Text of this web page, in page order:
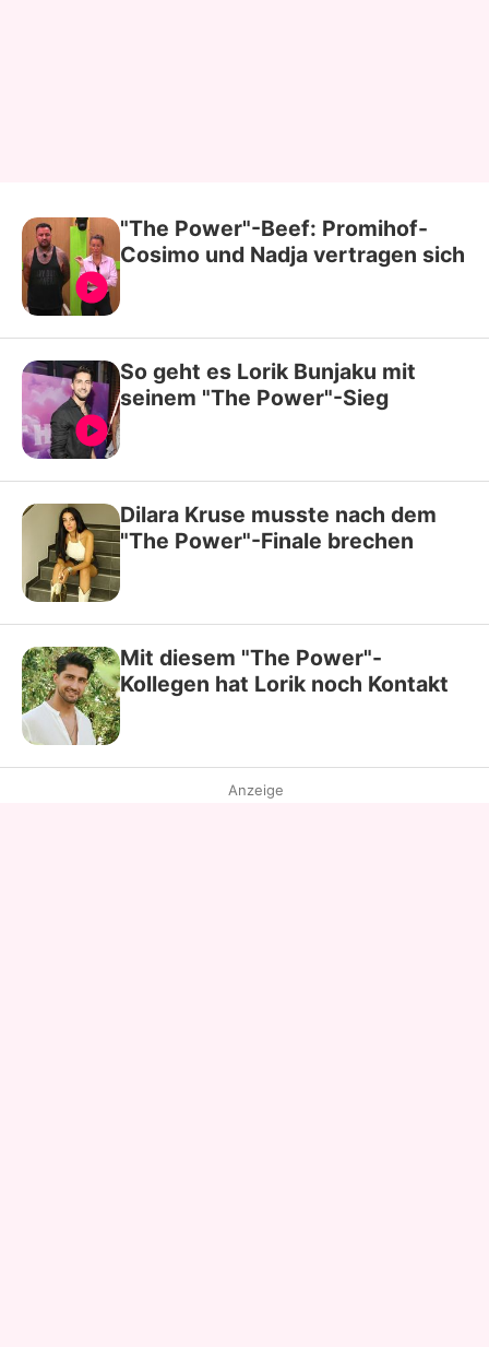
"The Power"-Beef: Promihof-
Cosimo und Nadja vertragen sich
So geht es Lorik Bunjaku mit
seinem "The Power"-Sieg
Dilara Kruse musste nach dem
"The Power"-Finale brechen
Mit diesem "The Power"-
Kollegen hat Lorik noch Kontakt
Anzeige